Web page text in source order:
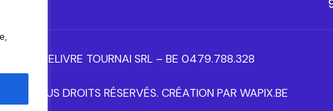
CHANTELIVRE TOURNAI SRL – BE 0479.788.328
– TOUS DROITS RÉSERVÉS. CRÉATION PAR WAPIX.BE